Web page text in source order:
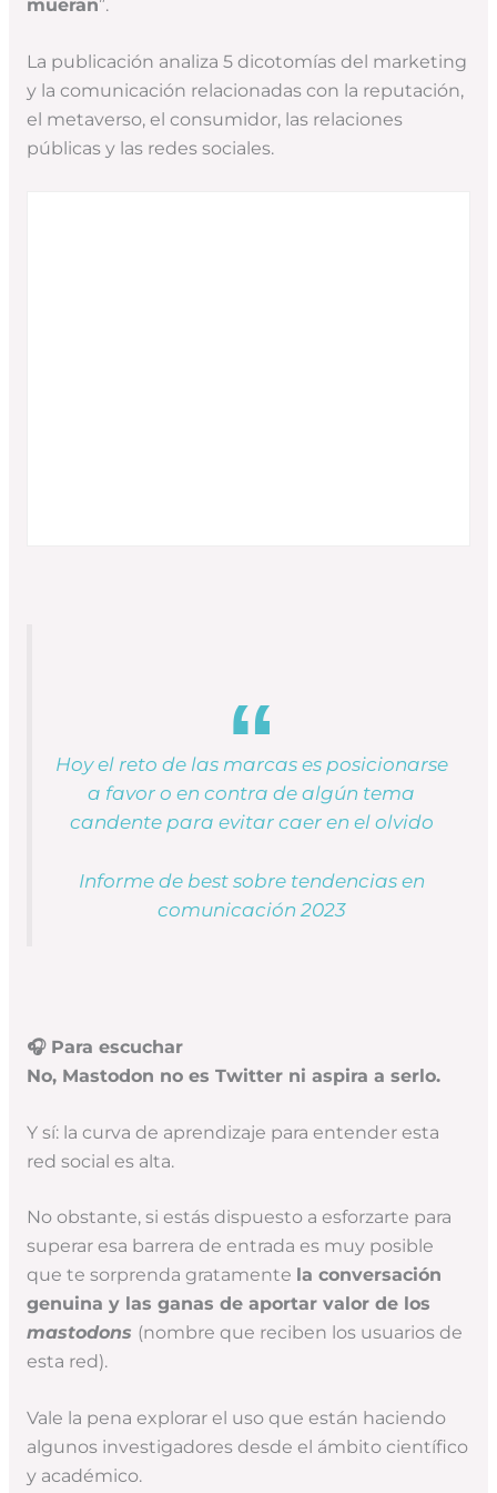
mueran”.
La publicación analiza 5 dicotomías del marketing
y la comunicación relacionadas con la reputación,
el metaverso, el consumidor, las relaciones
públicas y las redes sociales.
Hoy el reto de las marcas es posicionarse
a favor o en contra de algún tema
candente para evitar caer en el olvido
Informe de best sobre tendencias en
comunicación 2023
🎧Para escuchar
No, Mastodon no es Twitter ni aspira a serlo.
Y sí: la curva de aprendizaje para entender esta
red social es alta.
No obstante, si estás dispuesto a esforzarte para
superar esa barrera de entrada es muy posible
que te sorprenda gratamente la conversación
genuina y las ganas de aportar valor de los
mastodons (nombre que reciben los usuarios de
esta red).
Vale la pena explorar el uso que están haciendo
algunos investigadores desde el ámbito científico
y académico.